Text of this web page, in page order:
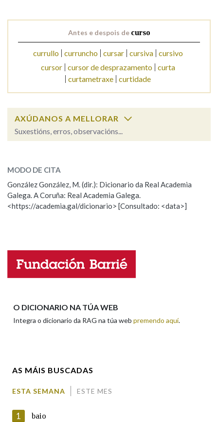
Antes e despois de curso
currullo curruncho cursar cursiva
cursivo
cursor
cursor de desprazamento
curta
curtametraxe
curtidade
AXÚDANOS A MELLORAR
Suxestións, erros, observacións...
ESCOLLE UNHA OPCIÓN:
Observación Hai un erro na palabra
Propoño mellorar a definición
Nome
MODO DE CITA
González González, M. (dir.): Dicionario da Real Academia
Galega. A Coruña: Real Academia Galega.
<https://academia.gal/dicionario> [Consultado: <data>]
O DICIONARIO NA TÚA WEB
Integra o dicionario da RAG na túa web premendo aquí.
AS MÁIS BUSCADAS
ESTA SEMANA ESTE MES
1 baio